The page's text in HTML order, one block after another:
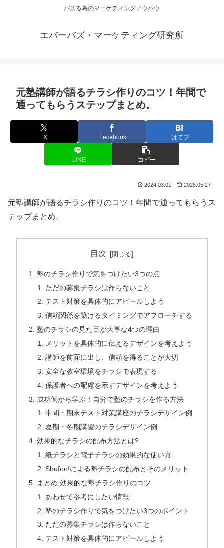
バズる為のマーケティングノウハウ
エバーバズ・マーケティング研究所
元塾講師が語るチラシ作りのコツ！年間で
通ってもらうステップまとめ。
X Facebook はてブ
LINE コピー
2024.03.01 2025.05.27
元塾講師が語るチラシ作りのコツ！年間で通ってもらうス
テップまとめ。
目次
塾のチラシ作りで気をつけたい3つの点
ただの募集チラシは作らないこと
テスト対策を具体的にアピールしよう
信頼関係を築けるタイミングでアプローチする
塾のチラシの見た目が大事な4つの理由
メリットを具体的に伝えるデザインを考えよう
講師を前面に出し、信頼を得ることが大切
安全な教室環境をチラシで表現する
保護者への配慮を示すデザインを考えよう
成功例から学ぶ！自分で塾のチラシを作る方法
中間・期末テスト対策講座のチラシデザイン例
夏期・冬期講習のチラシデザイン例
効果的なチラシの配布方法とは?
紙チラシと電子チラシの効果的な使い方
Shufoo!による塾チラシの配布とそのメリット
まとめ:効果的な塾チラシ作りのコツ
あわせて参考にしたい情報
塾のチラシ作りで気をつけたい3つのポイント
ただの募集チラシは作らないこと
テスト対策を具体的にアピールしよう